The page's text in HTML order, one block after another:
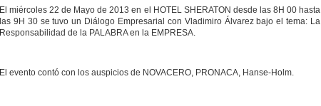
El miércoles 22 de Mayo de 2013 en el HOTEL SHERATON desde las 8H 00 hasta
las 9H 30 se tuvo un Diálogo Empresarial con Vladimiro Álvarez bajo el tema: La
Responsabilidad de la PALABRA en la EMPRESA.
El evento contó con los auspicios de NOVACERO, PRONACA, Hanse-Holm.